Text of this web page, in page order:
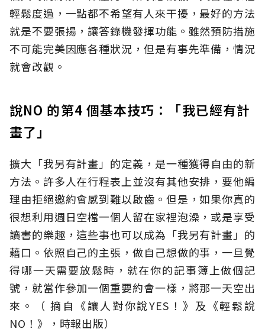
輕鬆度過，一點都不希望有人來干擾，最好的方法
就是不要張揚，讓答錄機發揮功能。雖然預防措施
不可能完美因應各種狀況，但是有事先準備，情況
就會改觀。
說NO 的第4 個基本技巧：「我已經有計
畫了」
擴大「我另有計畫」的定義，是一種獲得自由的新
方法。許多人在行程表上並沒有其他安排，要他編
理由拒絕邀約會感到難以啟齒。但是，如果你真的
很想利用週日空檔一個人留在家裡泡澡，或是享受
讀書的樂趣，這些事也可以成為「我另有計畫」的
藉口。依照自己的主張，做自己想做的事，一旦覺
得哪一天需要放鬆時，就在你的記事簿上做個記
號，就當作參加一個重要約會一樣，將那一天空出
來。（ 摘自《讓人對你說YES！》及《輕鬆說
NO！》，時報出版）